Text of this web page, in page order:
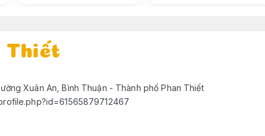
Thiết
Xuân An, Bình Thuận - Thành phố Phan Thiết